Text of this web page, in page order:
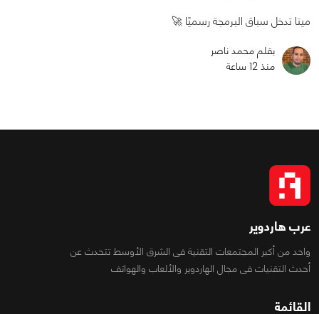
ميتا تدخل سباق البرمجة رسميًا 🚀
بقلم محمد ناصر
منذ 12 ساعة
عرب هاردوير
واحد من أكبر المجتمعات التقنية فى الشرق الأوسط تتحدث عن
أحدث التقنيات فى مجال الهاردوير والألعاب والهواتف
القائمة